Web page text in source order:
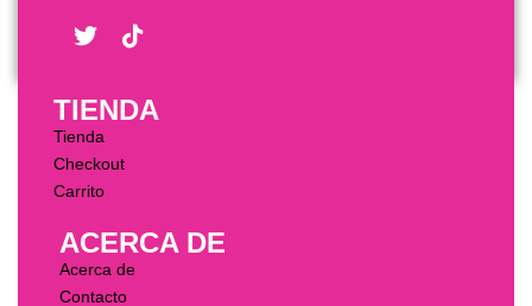
TIENDA
Tienda
Checkout
Carrito
ACERCA DE
Acerca de
Contacto